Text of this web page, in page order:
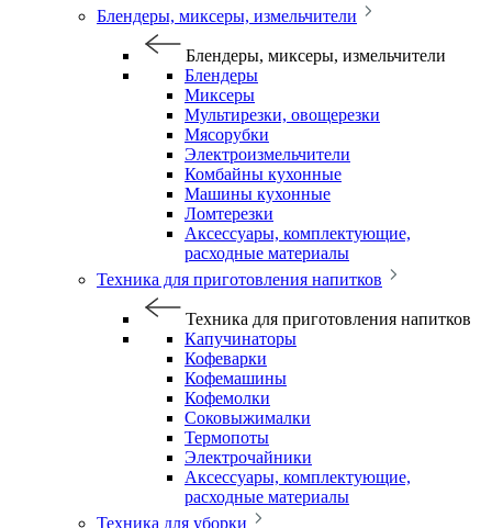
Блендеры, миксеры, измельчители
Блендеры, миксеры, измельчители
Блендеры
Миксеры
Мультирезки, овощерезки
Мясорубки
Электроизмельчители
Комбайны кухонные
Машины кухонные
Ломтерезки
Аксессуары, комплектующие,
расходные материалы
Техника для приготовления напитков
Техника для приготовления напитков
Капучинаторы
Кофеварки
Кофемашины
Кофемолки
Соковыжималки
Термопоты
Электрочайники
Аксессуары, комплектующие,
расходные материалы
Техника для уборки